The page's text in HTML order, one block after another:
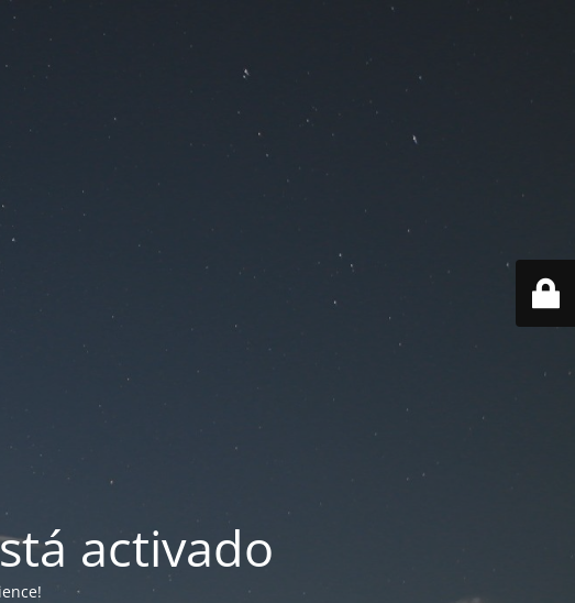
activado